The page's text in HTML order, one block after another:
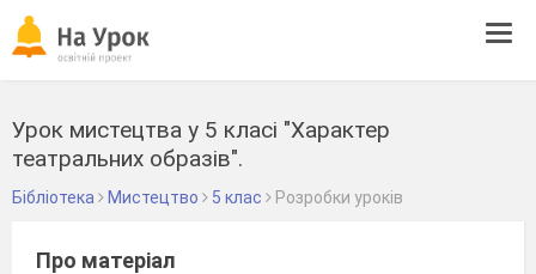
Урок мистецтва у 5 класі "Характер
театральних образів".
Бібліотека Мистецтво 5 клас Розробки уроків
Про матеріал